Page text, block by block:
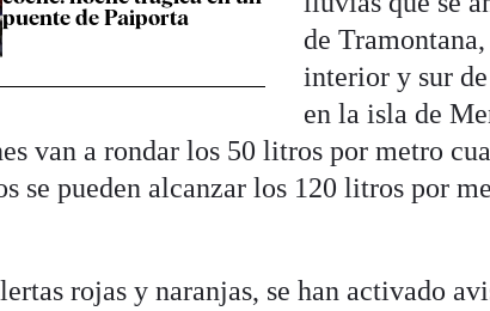
puente de Paiporta
de
interior y sur
en la isla de
van a rondar los 50 litros por metro
se pueden alcanzar los 120 litros por
rojas y naranjas, se han activado